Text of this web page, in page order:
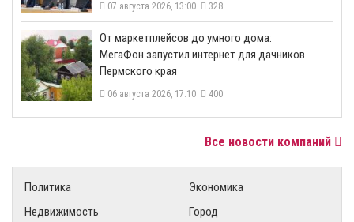
07 августа 2026, 13:00 328
От маркетплейсов до умного дома:
МегаФон запустил интернет для дачников
Пермского края
06 августа 2026, 17:10 400
Все новости компаний
Политика
Экономика
Недвижимость
Город